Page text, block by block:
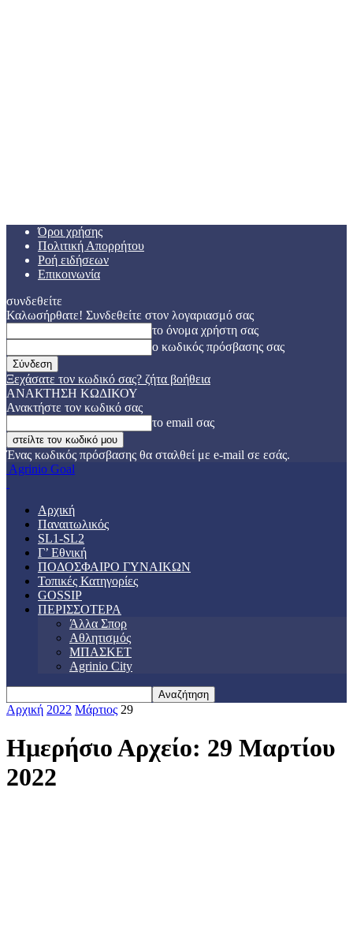
Όροι χρήσης
Πολιτική Απορρήτου
Ροή ειδήσεων
Επικοινωνία
συνδεθείτε
Καλωσήρθατε! Συνδεθείτε στον λογαριασμό σας
το όνομα χρήστη σας
ο κωδικός πρόσβασης σας
Ξεχάσατε τον κωδικό σας? ζήτα βοήθεια
ΑΝΑΚΤΗΣΗ ΚΩΔΙΚΟΥ
Ανακτήστε τον κωδικό σας
το email σας
Ένας κωδικός πρόσβασης θα σταλθεί με e-mail σε εσάς.
Agrinio Goal
Αρχική
Παναιτωλικός
SL1-SL2
Γ’ Εθνική
ΠΟΔΟΣΦΑΙΡΟ ΓΥΝΑΙΚΩΝ
Τοπικές Κατηγορίες
GOSSIP
ΠΕΡΙΣΣΟΤΕΡΑ
Άλλα Σπορ
Αθλητισμός
ΜΠΑΣΚΕΤ
Agrinio City
Αρχική 2022 Μάρτιος 29
Ημερήσιο Αρχείο: 29 Μαρτίου
2022